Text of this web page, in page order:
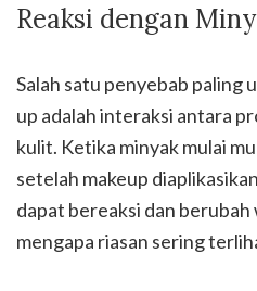
Reaksi dengan
Salah satu penyebab paling
up adalah interaksi antara
kulit. Ketika minyak mulai
setelah makeup
dapat bereaksi dan berubah
mengapa riasan sering